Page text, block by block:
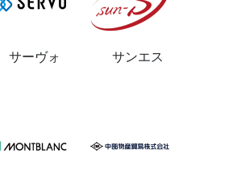
サーヴォ サンエス